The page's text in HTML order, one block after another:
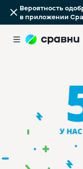
Вероятность
в приложении